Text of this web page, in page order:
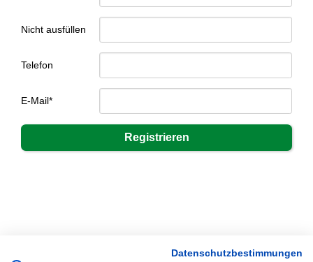
Nicht ausfüllen
Telefon
E-Mail*
Datenschutzbestimmungen